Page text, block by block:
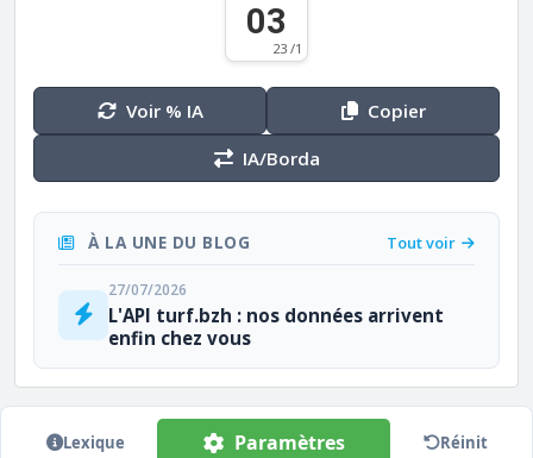
03
23 /1
Voir % IA
Copier
IA/Borda
À LA UNE DU BLOG Tout voir
27/07/2026
L'API turf.bzh : nos données arrivent
enfin chez vous
Lexique Paramètres Réinit